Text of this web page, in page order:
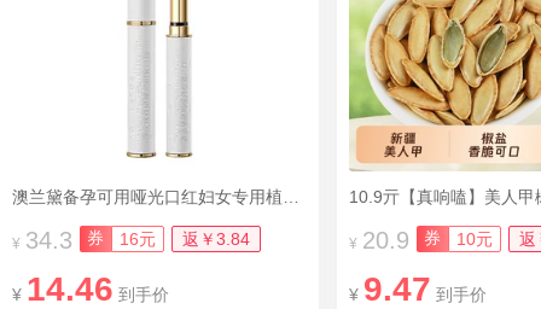
¥ 34.3 券 16元 返￥3.84
¥ 14.46 到手价
¥ 20.9 券 10元 返
¥ 9.47 到手价